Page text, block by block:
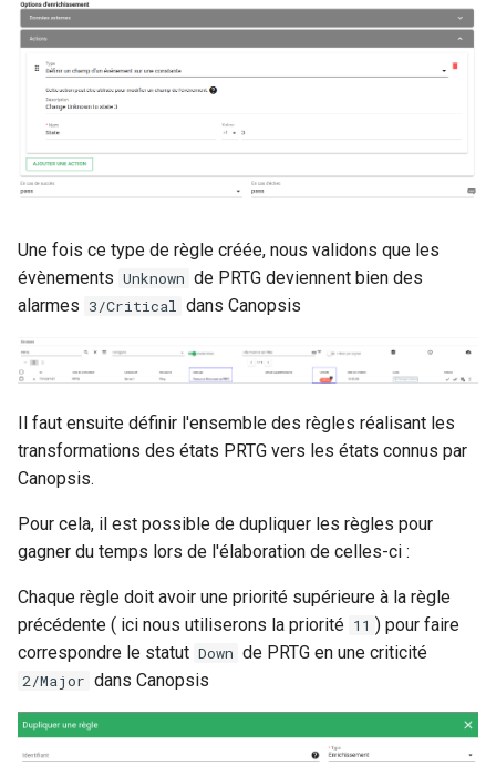
Une fois ce type de règle créée, nous validons que les
évènements Unknown de PRTG deviennent bien des
alarmes 3/Critical dans Canopsis
Il faut ensuite définir l'ensemble des règles réalisant les
transformations des états PRTG vers les états connus par
Canopsis.
Pour cela, il est possible de dupliquer les règles pour
gagner du temps lors de l'élaboration de celles-ci :
Chaque règle doit avoir une priorité supérieure à la règle
précédente ( ici nous utiliserons la priorité 11 ) pour faire
correspondre le statut Down de PRTG en une criticité
2/Major dans Canopsis